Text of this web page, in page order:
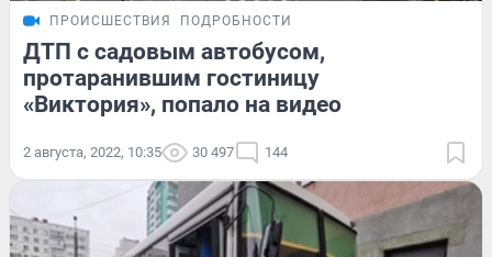
ПРОИСШЕСТВИЯ ПОДРОБНОСТИ
ДТП с садовым автобусом,
протаранившим гостиницу
«Виктория», попало на видео
2 августа, 2022, 10:35 30 497 144